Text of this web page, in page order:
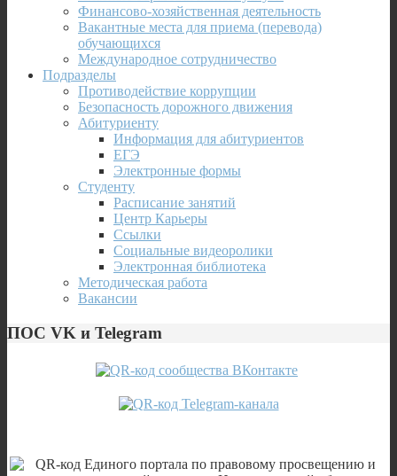
Финансово-хозяйственная деятельность
Вакантные места для приема (перевода)
обучающихся
Международное сотрудничество
Подразделы
Противодействие коррупции
Безопасность дорожного движения
Абитуриенту
Информация для абитуриентов
ЕГЭ
Электронные формы
Студенту
Расписание занятий
Центр Карьеры
Ссылки
Социальные видеоролики
Электронная библиотека
Методическая работа
Вакансии
ПОС VK и Telegram